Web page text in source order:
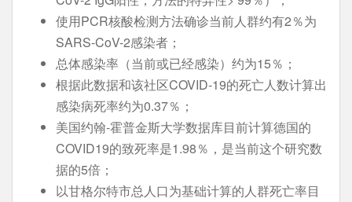
使用PCR核酸检测方法确诊当前人群约有2％为
SARS-CoV-2感染者；
总体感染率（当前或已经感染）约为15％；
根据此数据和该社区COVID-19的死亡人数计算出
感染病死率约为0.37％；
美国约翰-霍普金斯大学数据库目前计算德国的
COVID19的致死率是1.98％，是当前这个研究数
据的5倍；
以甘格尔特市总人口为基础计算的人群死亡率目